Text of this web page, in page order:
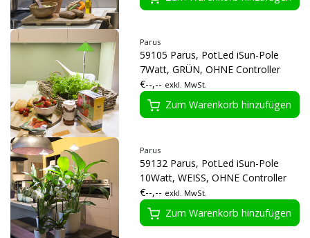
Parus
59105 Parus, PotLed iSun-Pole
7Watt, GRÜN, OHNE Controller
€--,-- exkl. MwSt.
Zum Warenkorb hinzufügen
Parus
59132 Parus, PotLed iSun-Pole
10Watt, WEISS, OHNE Controller
€--,-- exkl. MwSt.
Zum Warenkorb hinzufügen